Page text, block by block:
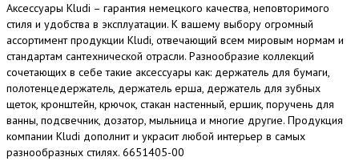
Аксессуары Kludi – гарантия немецкого качества, неповторимого
стиля и удобства в эксплуатации. К вашему выбору огромный
ассортимент продукции Kludi, отвечающий всем мировым нормам и
стандартам сантехнической отрасли. Разнообразие коллекций
сочетающих в себе такие аксессуары как: держатель для бумаги,
полотенцедержатель, держатель ерша, держатель для зубных
щеток, кронштейн, крючок, стакан настенный, ершик, поручень для
ванны, подсвечник, дозатор, мыльница и многие другие. Продукция
компании Kludi дополнит и украсит любой интерьер в самых
разнообразных стилях. 6651405-00